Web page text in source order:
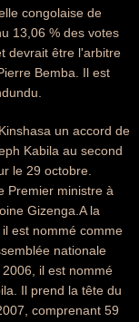
congolaise de
13,06 % des votes
devrait être l'arbitre
Bemba. Il est
un accord de
Kabila au second
le 29 octobre.
Premier ministre à
Gizenga.A la
est nommé comme
nationale
il est nommé
Il prend la tête du
comprenant 59